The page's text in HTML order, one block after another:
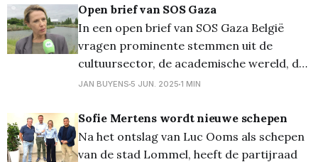
niet in onze stad dus. En wat blijkt? Dat
gelijkaardige gemeentes wél meerdere
Open brief van SOS Gaza
In een open brief van SOS Gaza België
vragen prominente stemmen uit de
cultuursector, de academische wereld, de
vakbonden en het middenveld aan onze
tegen Israël. Eén van deze stemmen is
onze Lommelse actrice en
gemeenteraadslid Katrien De Ruysscher
JAN BUYENS 5 JUN. 2025 1 MIN
Sofie Mertens wordt nieuwe schepen
Na het ontslag van Luc Ooms als schepen
van de stad Lommel, heeft de partijraad